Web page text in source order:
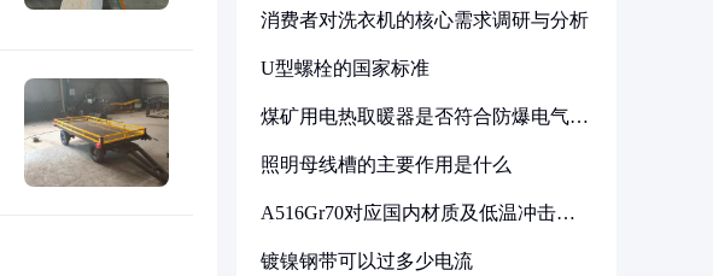
消费者对洗衣机的核心需求调研与分析
U型螺栓的国家标准
煤矿用电热取暖器是否符合防爆电气设
照明母线槽的主要作用是什么
A516Gr70对应国内材质及低温冲击要
镀镍钢带可以过多少电流